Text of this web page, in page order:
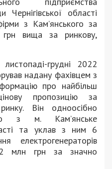
Чернігівської області
з Кам’янського за
вища за ринкову,
грудні 2022
надану фахівцем з
про найбільш
пропозицію за
Він одноосібно
з м. Кам’янське
та уклав з ним 6
електрогенераторів
млн грн за значно